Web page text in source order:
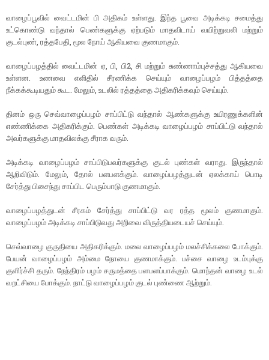
வாழைப்பூவில் வைட்டமின் பி அதிகம் உள்ளது. இந்த பூவை அடிக்கடி சமைத்து
உட்கொண்டு வந்தால் பெண்களுக்கு ஏற்படும் மாதவிடாய் வயிற்றுவலி மற்றும்
குடல்புண், ரத்தபேதி, மூல நோய் ஆகியவை குணமாகும்.
வாழைப்பழத்தில் வைட்டமின் ஏ, பி, பி2, சி மற்றும் சுண்ணாம்புச்சத்து ஆகியவை
உள்ளன. உணவை எளிதில் சீரணிக்க செய்யும் வாழைப்பழம் பித்தத்தை
நீக்கக்கூடியதும் கூட. மேலும், உடலில் ரத்தத்தை அதிகரிக்கவும் செய்யும்.
தினம் ஒரு செவ்வாழைப்பழம் சாப்பிட்டு வந்தால் ஆண்களுக்கு உயிரணுக்களின்
எண்ணிக்கை அதிகரிக்கும். பெண்கள் அடிக்கடி வாழைப்பழம் சாப்பிட்டு வந்தால்
அவர்களுக்கு மாதவிலக்கு சீராக வரும்.
அடிக்கடி வாழைப்பழம் சாப்பிடுபவர்களுக்கு குடல் புண்கள் வராது. இருந்தால்
ஆறிவிடும். மேலும், தோல் பளபளக்கும். வாழைப்பழத்துடன் ஏலக்காய் பொடி
சேர்த்து பிசைந்து சாப்பிட பெரும்பாடு குணமாகும்.
வாழைப்பழத்துடன் சீரகம் சேர்த்து சாப்பிட்டு வர ரத்த மூலம் குணமாகும்.
வாழைப்பழம் அடிக்கடி சாப்பிடுவது அறிவை விருத்தியடையச் செய்யும்.
செவ்வாழை குருதியை அதிகரிக்கும். மலை வாழைப்பழம் மலச்சிக்கலை போக்கும்.
பேயன் வாழைப்பழம் அம்மை நோயை குணமாக்கும். பச்சை வாழை உடம்புக்கு
குளிர்ச்சி தரும். நேந்திரம் பழம் சருமத்தை பளபளப்பாக்கும். மொந்தன் வாழை உடல்
வறட்சியை போக்கும். நாட்டு வாழைப்பழம் குடல் புண்ணை ஆற்றும்.